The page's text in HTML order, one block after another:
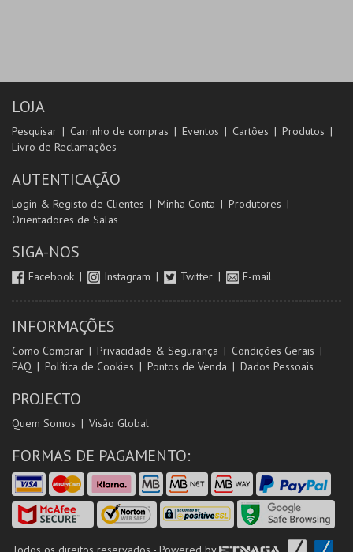
LOJA
Pesquisar Carrinho de compras Eventos Cartões
Produtos
Livro de Reclamações
AUTENTICAÇÃO
Login & Registo de Clientes Minha Conta
Produtores
Orientadores de Salas
SIGA-NOS
Facebook Instagram Twitter E-mail
INFORMAÇÕES
Como Comprar Privacidade & Segurança
Condições Gerais
FAQ
Política de Cookies Pontos de Venda Dados Pessoais
PROJECTO
Quem Somos Visão Global
FORMAS DE PAGAMENTO: